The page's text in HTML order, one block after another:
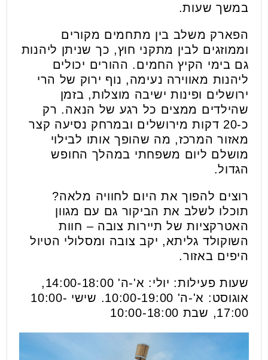
במשך שעות.
הפארק משלב בין מתחמים מקורים
וממוזגים לבין מתקני חוץ, כך שניתן ליהנות
גם בימי הקיץ החמים. ההורים יכולים
ליהנות מאווירה נעימה, נוף ירוק של הרי
ירושלים ופינות ישיבה מוצלות, בזמן
שהילדים ממצים כל רגע של הנאה. רק
כ-20 דקות מירושלים ובמרחק נסיעה קצר
מאזור המרכז, מה שהופך אותו לבילוי
מושלם ליום משפחתי במהלך החופש
הגדול.
רוצים להפוך את היום לחוויה מלאה?
תוכלו לשלב את הביקור גם עם מגוון
האטרקציות של תיירות צובה – חוות
השוקולד גליתא, יקב צובה ומסלולי הטיול
היפים באזור.
שעות פעילות: יולי: א'-ה' 14:00-18:00,
אוגוסט: א'-ה' 10:00-19:00. שישי 10:00-
17:00, שבת 10:00-18:00